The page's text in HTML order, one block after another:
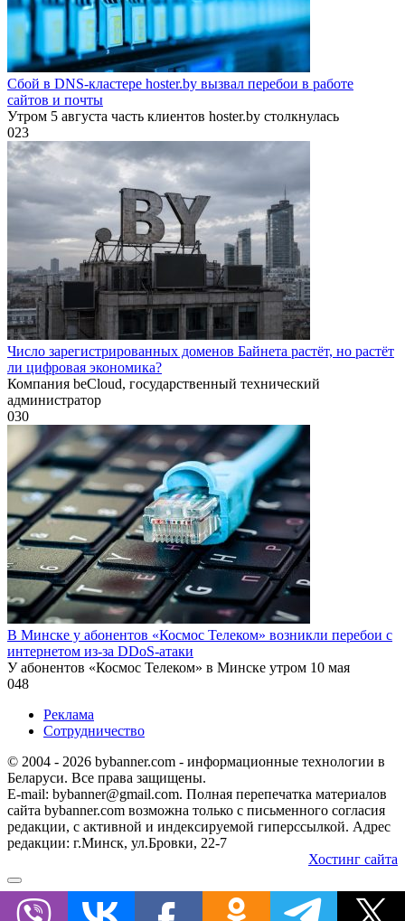
Сбой в DNS-кластере hoster.by вызвал перебои в работе
сайтов и почты
Утром 5 августа часть клиентов hoster.by столкнулась
023
Число зарегистрированных доменов Байнета растёт, но растёт
ли цифровая экономика?
Компания beCloud, государственный технический
администратор
030
В Минске у абонентов «Космос Телеком» возникли перебои с
интернетом из-за DDoS-атаки
У абонентов «Космос Телеком» в Минске утром 10 мая
048
Реклама
Сотрудничество
© 2004 - 2026 bybanner.com - информационные технологии в
Беларуси. Все права защищены.
E-mail: bybanner@gmail.com. Полная перепечатка материалов
сайта bybanner.com возможна только с письменного согласия
редакции, с активной и индексируемой гиперссылкой. Адрес
редакции: г.Минск, ул.Бровки, 22-7
Хостинг сайта